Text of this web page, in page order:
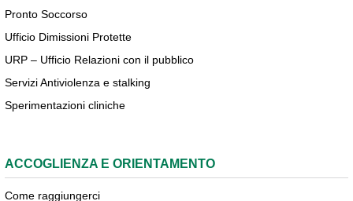
Pronto Soccorso
Ufficio Dimissioni Protette
URP – Ufficio Relazioni con il pubblico
Servizi Antiviolenza e stalking
Sperimentazioni cliniche
ACCOGLIENZA E ORIENTAMENTO
Come raggiungerci